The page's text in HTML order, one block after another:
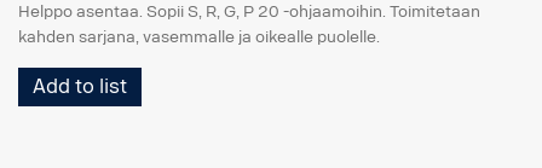
Helppo asentaa. Sopii S, R, G, P 20 -ohjaamoihin. Toimitetaan
kahden sarjana, vasemmalle ja oikealle puolelle.
Add to list